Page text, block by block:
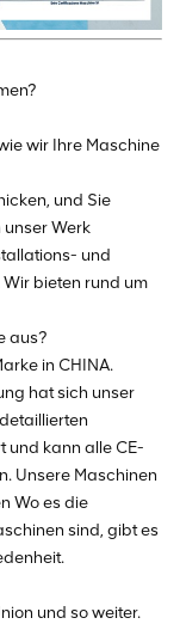
wir Ihre Maschine
und Sie
Werk
und
bieten rund um
aus?
in CHINA.
hat sich unser
und kann alle CE-
Unsere Maschinen
Wo es die
sind, gibt es
und so weiter.